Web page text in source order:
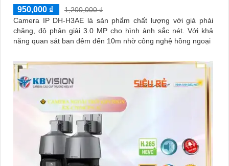
950,000 ₫
1,200,000 ₫
Camera IP DH-H3AE là sản phẩm chất lượng với giá phải
chăng, độ phân giải 3.0 MP cho hình ảnh sắc nét. Với khả
năng quan sát ban đêm đến 10m nhờ công nghệ hồng ngoại